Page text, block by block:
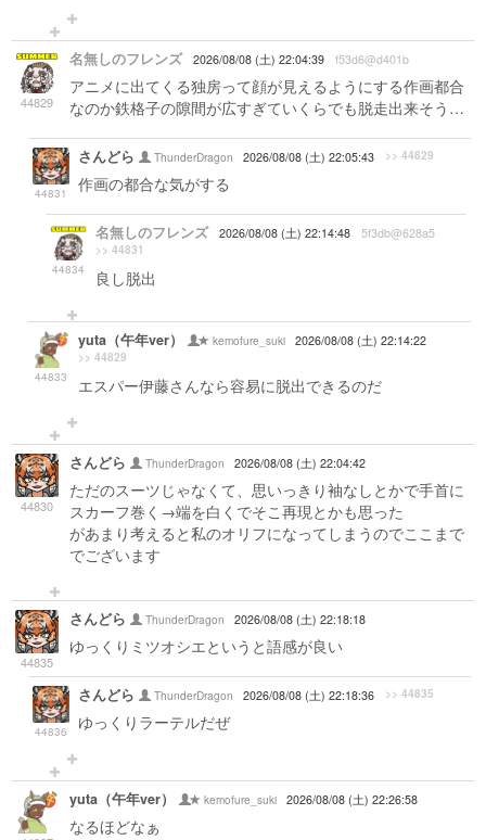
44829
名無しのフレンズ 2026/08/08 (土) 22:04:39 f53d6@d401b
アニメに出てくる独房って顔が見えるようにする作画都合
なのか鉄格子の隙間が広すぎていくらでも脱走出来そう…
44831
さんどら ThunderDragon 2026/08/08 (土) 22:05:43 >> 44829
作画の都合な気がする
44834
名無しのフレンズ 2026/08/08 (土) 22:14:48 5f3db@628a5
>> 44831
良し脱出
44833
yuta（午年ver） kemofure_suki 2026/08/08 (土) 22:14:22
>> 44829
エスパー伊藤さんなら容易に脱出できるのだ
44830
さんどら ThunderDragon 2026/08/08 (土) 22:04:42
ただのスーツじゃなくて、思いっきり袖なしとかで手首に
スカーフ巻く→端を白くでそこ再現とかも思った
があまり考えると私のオリフになってしまうのでここまで
でございます
44835
さんどら ThunderDragon 2026/08/08 (土) 22:18:18
ゆっくりミツオシエというと語感が良い
44836
さんどら ThunderDragon 2026/08/08 (土) 22:18:36 >> 44835
ゆっくりラーテルだぜ
yuta（午年ver） kemofure_suki 2026/08/08 (土) 22:26:58
なるほどなぁ